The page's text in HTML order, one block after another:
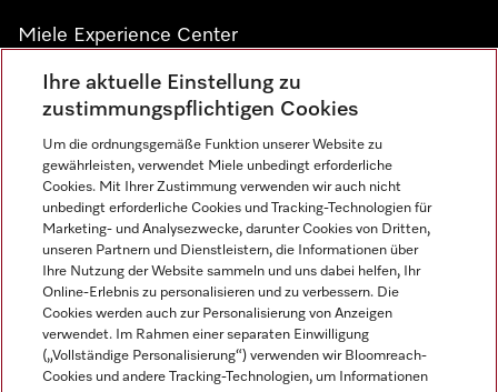
Miele Experience Center
Alle Miele Experience Center anzeigen
Newsletter
Miele auf Instagram
Miele auf Facebook
Miele auf Youtube
Ihre aktuelle Einstellung zu
zustimmungspflichtigen Cookies
Um die ordnungsgemäße Funktion unserer Website zu
gewährleisten, verwendet Miele unbedingt erforderliche
Cookies. Mit Ihrer Zustimmung verwenden wir auch nicht
unbedingt erforderliche Cookies und Tracking-Technologien für
Marketing- und Analysezwecke, darunter Cookies von Dritten,
unseren Partnern und Dienstleistern, die Informationen über
Ihre Nutzung der Website sammeln und uns dabei helfen, Ihr
Online-Erlebnis zu personalisieren und zu verbessern. Die
Cookies werden auch zur Personalisierung von Anzeigen
verwendet. Im Rahmen einer separaten Einwilligung
(„Vollständige Personalisierung“) verwenden wir Bloomreach-
Cookies und andere Tracking-Technologien, um Informationen